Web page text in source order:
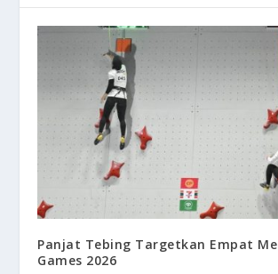
Panjat Tebing Targetkan Empat
Games 2026